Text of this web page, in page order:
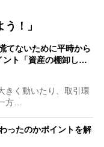
！」
てないために平時から
ント「資産の棚卸し…
きく動いたり、取引環
方…
ったのかポイントを解